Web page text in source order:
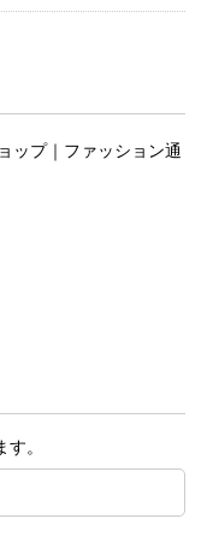
ップ｜ファッション通
。